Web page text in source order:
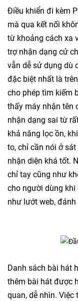
Điều khiển đi kèm
mà qua kết nối
từ khoảng cách xa
trợ nhận dạng cử
vẫn dễ sử dụng dù
đặc biệt nhất là
cho phép tìm kiếm
thấy máy nhận tên
nhận dạng sai từ
khả năng lọc ồn,
to, chỉ cần nói ở
nhận diện khá tốt.
chỉ tay cũng như
cho người dùng khi
như lướt web,
Danh sách bài hát
thêm bài hát được
quan, dễ nhìn.